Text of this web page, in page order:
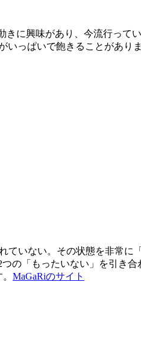
に興味があり、今流行って
っぱいで飽きることがありま
ていない。その状態を非常
の「もったいない」を引き
MaGaRiのサイト